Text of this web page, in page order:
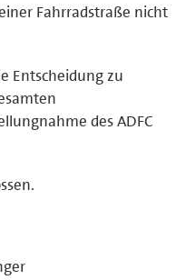
Fahrradstraße nicht
Entscheidung zu
des ADFC